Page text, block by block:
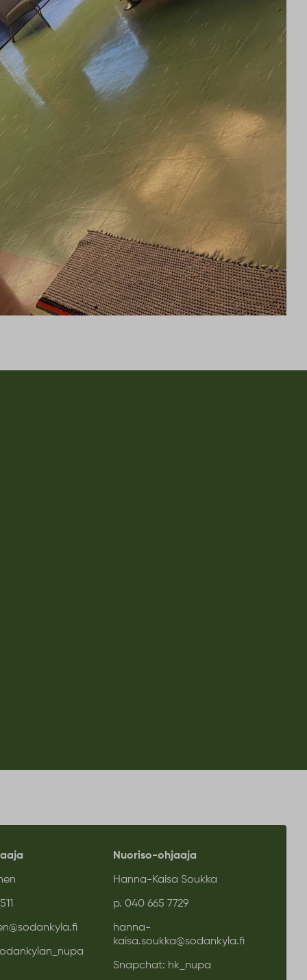
Nuoriso-ohjaaja
Hanna-Kaisa Soukka
p. 040 665 7729
hanna-
kaisa.soukka@sodankyla.fi
Snapchat: hk_nupa